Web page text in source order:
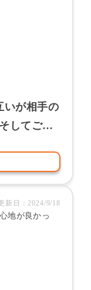
いが相手の
してご成
新日：2024/9/18